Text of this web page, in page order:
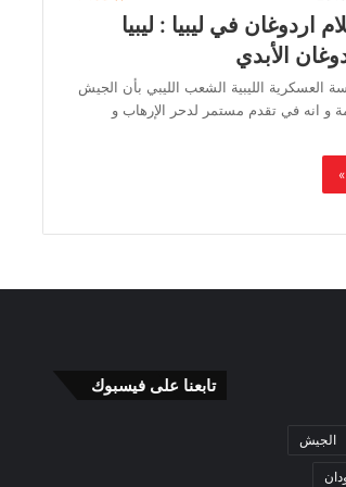
اردوغان في ليبيا : ليبيا
الأبدي
العسكرية الليبية الشعب الليبي بأن الجيش
و انه في تقدم مستمر لدحر الإرهاب و
الجيش
تابعنا على فيسبوك